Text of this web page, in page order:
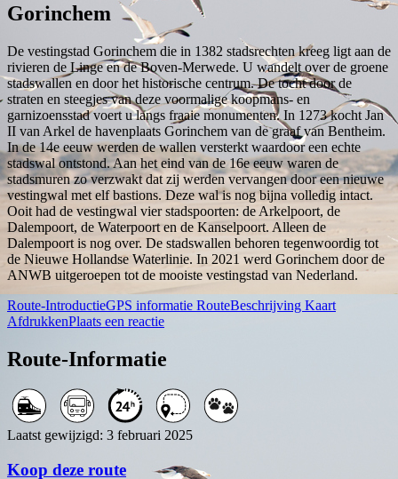
Gorinchem
De vestingstad Gorinchem die in 1382 stadsrechten kreeg ligt aan de
rivieren de Linge en de Boven-Merwede. U wandelt over de groene
stadswallen en door het historische centrum. De tocht door de
straten en steegjes van deze voormalige koopmans- en
garnizoensstad voert u langs fraaie monumenten. In 1273 kocht Jan
II van Arkel de havenplaats Gorinchem van de graaf van Bentheim.
In de 14e eeuw werden de wallen versterkt waardoor een echte
stadswal ontstond. Aan het eind van de 16e eeuw waren de
stadsmuren zo verzwakt dat zij werden vervangen door een nieuwe
vestingwal met elf bastions. Deze wal is nog bijna volledig intact.
Ooit had de vestingwal vier stadspoorten: de Arkelpoort, de
Dalempoort, de Waterpoort en de Kanselpoort. Alleen de
Dalempoort is nog over. De stadswallen behoren tegenwoordig tot
de Nieuwe Hollandse Waterlinie. In 2021 werd Gorinchem door de
ANWB uitgeroepen tot de mooiste vestingstad van Nederland.
Route-IntroductieGPS informatie RouteBeschrijving Kaart
AfdrukkenPlaats een reactie
Route-Informatie
Laatst gewijzigd: 3 februari 2025
Koop deze route